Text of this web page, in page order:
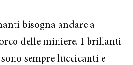
bisogna andare a
delle miniere. I brillanti
sempre luccicanti e